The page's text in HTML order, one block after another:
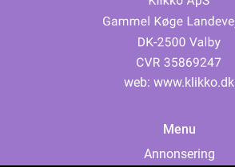
web: www.klikko.dk
Menu
Annonsering